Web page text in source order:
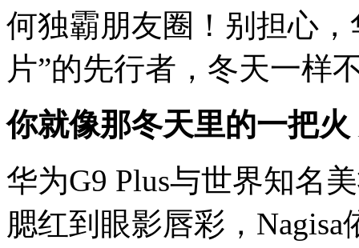
何独霸朋友圈！别担心，
片”的先行者，冬天一样
你就像那冬天里的一把
华为G9 Plus与世界知名
腮红到眼影唇彩，